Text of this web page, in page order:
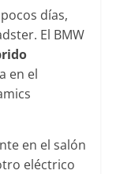
días,
El BMW
en el
en el salón
eléctrico